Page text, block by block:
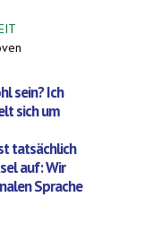
sein? Ich
sich um
tatsächlich
auf: Wir
Sprache